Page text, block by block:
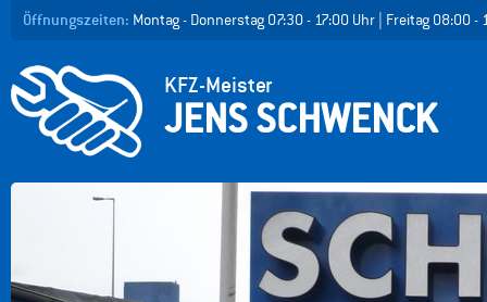
Öffnungszeiten: Montag - Donnerstag 07:30 - 17:00 Uhr | Freitag 08:00
KFZ-Meister
JENS SCHWENCK